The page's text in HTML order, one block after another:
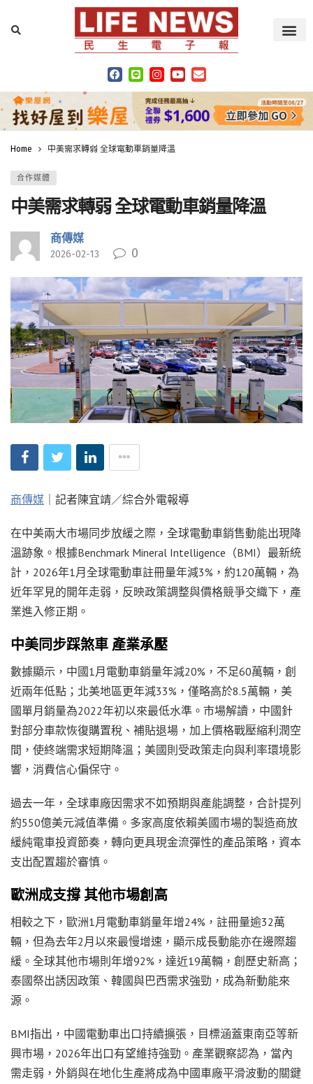
Home 中美需求轉弱 全球電動車銷量降溫
合作媒體
中美需求轉弱 全球電動車銷量降溫
商傳媒
2026-02-13 0
商傳媒 ｜記者陳宜靖／綜合外電報導
在中美兩大市場同步放緩之際，全球電動車銷售動能出現降
溫跡象。根據Benchmark Mineral Intelligence（BMI）最新統
計，2026年1月全球電動車註冊量年減3%，約120萬輛，為
近年罕見的開年走弱，反映政策調整與價格競爭交織下，產
業進入修正期。
中美同步踩煞車 產業承壓
數據顯示，中國1月電動車銷量年減20%，不足60萬輛，創
近兩年低點；北美地區更年減33%，僅略高於8.5萬輛，美
國單月銷量為2022年初以來最低水準。市場解讀，中國針
對部分車款恢復購置稅、補貼退場，加上價格戰壓縮利潤空
間，使終端需求短期降溫；美國則受政策走向與利率環境影
響，消費信心偏保守。
過去一年，全球車廠因需求不如預期與產能調整，合計提列
約550億美元減值準備。多家高度依賴美國市場的製造商放
緩純電車投資節奏，轉向更具現金流彈性的產品策略，資本
支出配置趨於審慎。
歐洲成支撐 其他市場創高
相較之下，歐洲1月電動車銷量年增24%，註冊量逾32萬
輛，但為去年2月以來最慢增速，顯示成長動能亦在邊際趨
緩。全球其他市場則年增92%，達近19萬輛，創歷史新高；
泰國祭出誘因政策、韓國與巴西需求強勁，成為新動能來
源。
BMI指出，中國電動車出口持續擴張，目標涵蓋東南亞等新
興市場，2026年出口有望維持強勁。產業觀察認為，當內
需走弱，外銷與在地化生產將成為中國車廠平滑波動的關鍵